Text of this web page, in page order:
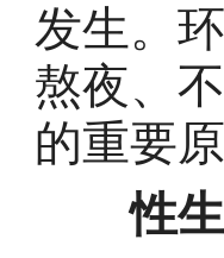
发生。
熬夜、
的重要原
性生